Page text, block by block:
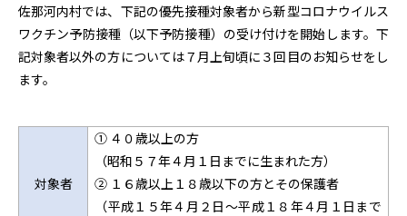
佐那河内村では、下記の優先接種対象者から新型コロナウイルス
ワクチン予防接種（以下予防接種）の受け付けを開始します。下
記対象者以外の方については７月上旬頃に３回目のお知らせをし
ます。
対象者
① ４０歳以上の方
（昭和５７年４月１日までに生まれた方）
② １６歳以上１８歳以下の方とその保護者
（平成１５年４月２日～平成１８年４月１日まで